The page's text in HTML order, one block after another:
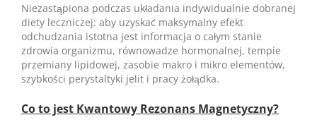
Niezastąpiona podczas układania indywidualnie dobranej
diety leczniczej: aby uzyskać maksymalny efekt
odchudzania istotna jest informacja o całym stanie
zdrowia organizmu, równowadze hormonalnej, tempie
przemiany lipidowej, zasobie makro i mikro elementów,
szybkości perystaltyki jelit i pracy żołądka.
Co to jest Kwantowy Rezonans Magnetyczny?